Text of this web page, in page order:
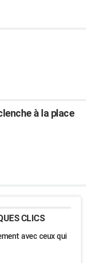
à la place
CLICS
avec ceux qui